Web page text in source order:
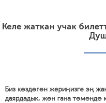
Келе жаткан учак
Биз көздөгөн жериңизге эң
даярдадык, жөн гана төмөндө